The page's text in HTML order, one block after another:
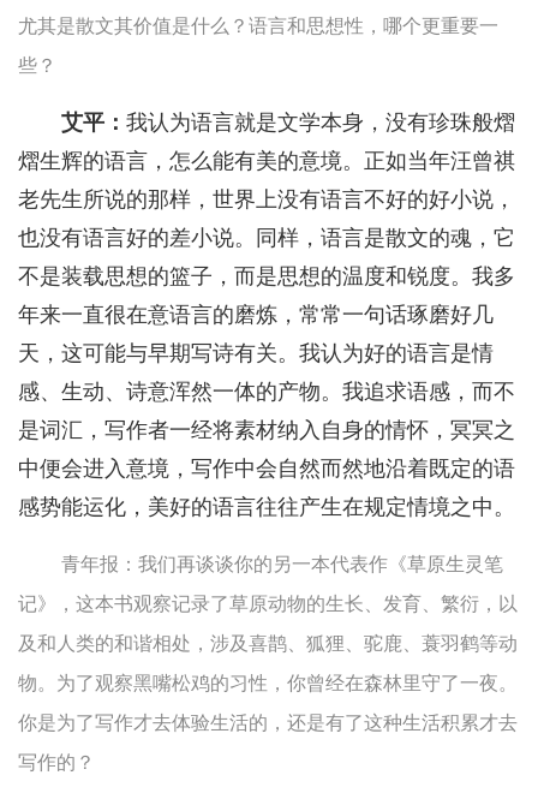
尤其是散文其价值是什么？语言和思想性，哪个更重要一
些？
艾平： 我认为语言就是文学本身，没有珍珠般熠
熠生辉的语言，怎么能有美的意境。正如当年汪曾祺
老先生所说的那样，世界上没有语言不好的好小说，
也没有语言好的差小说。同样，语言是散文的魂，它
不是装载思想的篮子，而是思想的温度和锐度。我多
年来一直很在意语言的磨炼，常常一句话琢磨好几
天，这可能与早期写诗有关。我认为好的语言是情
感、生动、诗意浑然一体的产物。我追求语感，而不
是词汇，写作者一经将素材纳入自身的情怀，冥冥之
中便会进入意境，写作中会自然而然地沿着既定的语
感势能运化，美好的语言往往产生在规定情境之中。
青年报：我们再谈谈你的另一本代表作《草原生灵笔
记》，这本书观察记录了草原动物的生长、发育、繁衍，以
及和人类的和谐相处，涉及喜鹊、狐狸、驼鹿、蓑羽鹤等动
物。为了观察黑嘴松鸡的习性，你曾经在森林里守了一夜。
你是为了写作才去体验生活的，还是有了这种生活积累才去
写作的？